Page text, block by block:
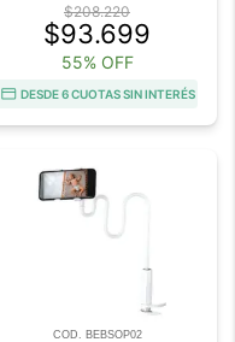
$208.220
$93.699
55% OFF
DESDE 6 CUOTAS SIN INTERÉS
COD. BEBSOP02